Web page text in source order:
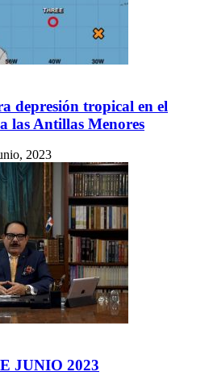
depresión tropical en el
las Antillas Menores
2023
JUNIO 2023